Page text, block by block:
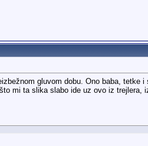
gluvom dobu. Ono baba, tetke
mi ta slika slabo ide uz ovo iz trejlera,